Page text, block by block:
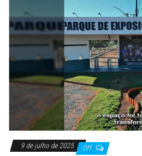
9 de julho de 2025 Off